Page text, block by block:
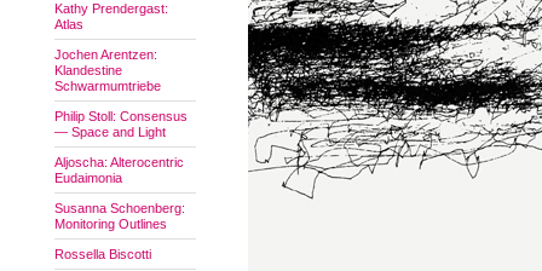
Kathy Prendergast:
Atlas
Jochen Arentzen:
Klandestine
Schwarmumtriebe
Philip Stoll: Consensus
— Space and Light
Aljoscha: Alterocentric
Eudaimonia
Susanna Schoenberg:
Monitoring Outlines
Rossella Biscotti